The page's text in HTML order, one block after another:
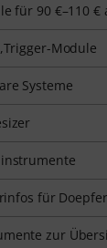
für 90 €–110 €
Module
Systeme
für Doepfer
zur